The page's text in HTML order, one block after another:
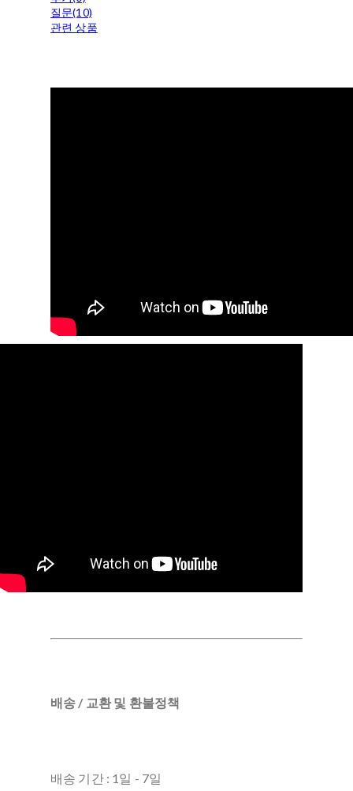
질문(10)
관련 상품
배송 / 교환 및 환불정책
배송 기간 : 1일 - 7일